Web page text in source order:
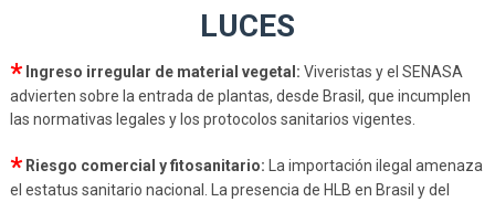
LUCES
* Ingreso irregular de material vegetal: Viveristas y el SENASA
advierten sobre la entrada de plantas, desde Brasil, que incumplen
las normativas legales y los protocolos sanitarios vigentes.
* Riesgo comercial y fitosanitario: La importación ilegal amenaza
el estatus sanitario nacional. La presencia de HLB en Brasil y del